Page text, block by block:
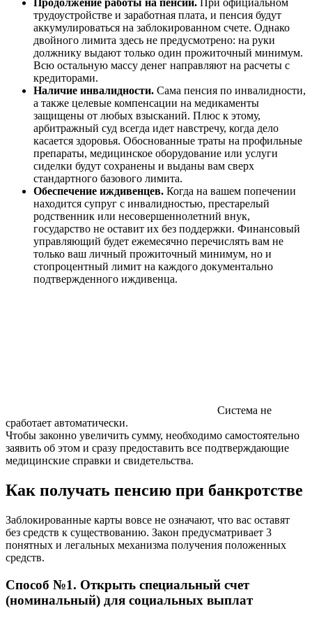
Продолжение работы на пенсии. При официальном
трудоустройстве и заработная плата, и пенсия будут
аккумулироваться на заблокированном счете. Однако
двойного лимита здесь не предусмотрено: на руки
должнику выдают только один прожиточный минимум.
Всю остальную массу денег направляют на расчеты с
кредиторами.
Наличие инвалидности. Сама пенсия по инвалидности,
а также целевые компенсации на медикаменты
защищены от любых взысканий. Плюс к этому,
арбитражный суд всегда идет навстречу, когда дело
касается здоровья. Обоснованные траты на профильные
препараты, медицинское оборудование или услуги
сиделки будут сохранены и выданы вам сверх
стандартного базового лимита.
Обеспечение иждивенцев. Когда на вашем попечении
находится супруг с инвалидностью, престарелый
родственник или несовершеннолетний внук,
государство не оставит их без поддержки. Финансовый
управляющий будет ежемесячно перечислять вам не
только ваш личный прожиточный минимум, но и
стопроцентный лимит на каждого документально
подтвержденного иждивенца.
Система не
сработает автоматически.
Чтобы законно увеличить сумму, необходимо самостоятельно
заявить об этом и сразу предоставить все подтверждающие
медицинские справки и свидетельства.
Как получать пенсию при банкротстве
Заблокированные карты вовсе не означают, что вас оставят
без средств к существованию. Закон предусматривает 3
понятных и легальных механизма получения положенных
средств.
Способ №1. Открыть специальный счет
(номинальный) для социальных выплат